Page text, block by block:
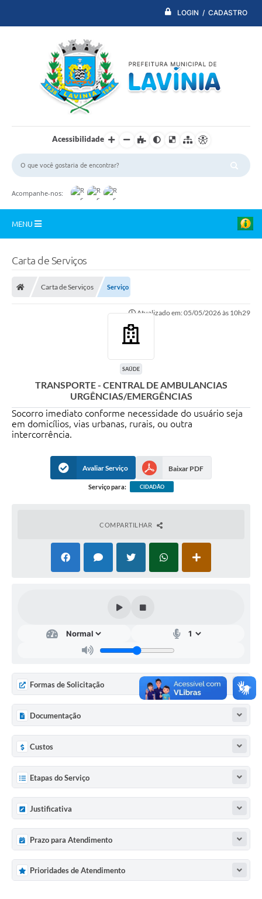
LOGIN / CADASTRO
Acessibilidade
Acompanhe-nos:
MENU
PDTI
Transparência Municipal
Terceiro Setor
Estudantes
Editais
Contas Públicas
Contratos
Previdência
Previdência Complementar
Audiência Pública
Carta de Serviços
Carta de Serviços Serviço
Atualizado em: 05/05/2026 às 10h29
SAÚDE
TRANSPORTE - CENTRAL DE AMBULANCIAS
URGÊNCIAS/EMERGÊNCIAS
Socorro imediato conforme necessidade do usuário seja
em domicílios, vias urbanas, rurais, ou outra
intercorrência.
Avaliar Serviço Baixar PDF
Serviço para: CIDADÃO
COMPARTILHAR
Formas de Solicitação
Documentação
Custos
Etapas do Serviço
Justificativa
Prazo para Atendimento
Prioridades de Atendimento